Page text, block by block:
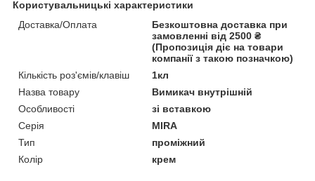
Користувальницькі характеристики
Доставка/Оплата
Безкоштовна доставка при
замовленні від 2500 ₴
(Пропозиція діє на товари
компанії з такою позначкою)
Кількість роз'ємів/клавіш
1кл
Назва товару
Вимикач внутрішній
Особливості
зі вставкою
Серія
MIRA
Тип
проміжний
Колір
крем